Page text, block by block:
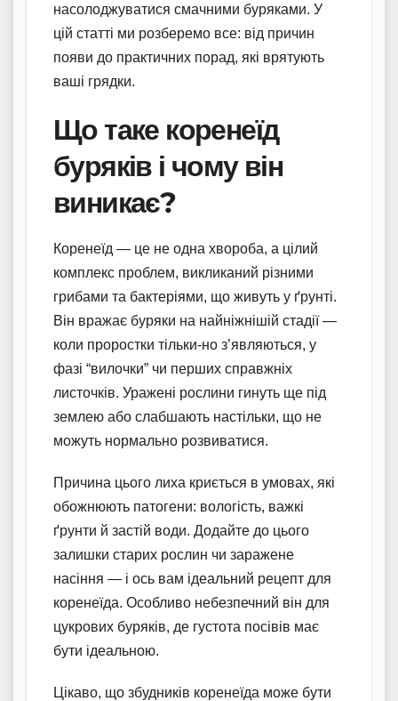
насолоджуватися смачними буряками. У
цій статті ми розберемо все: від причин
появи до практичних порад, які врятують
ваші грядки.
Що таке коренеїд
буряків і чому він
виникає?
Коренеїд — це не одна хвороба, а цілий
комплекс проблем, викликаний різними
грибами та бактеріями, що живуть у ґрунті.
Він вражає буряки на найніжнішій стадії —
коли проростки тільки-но з’являються, у
фазі “вилочки” чи перших справжніх
листочків. Уражені рослини гинуть ще під
землею або слабшають настільки, що не
можуть нормально розвиватися.
Причина цього лиха криється в умовах, які
обожнюють патогени: вологість, важкі
ґрунти й застій води. Додайте до цього
залишки старих рослин чи заражене
насіння — і ось вам ідеальний рецепт для
коренеїда. Особливо небезпечний він для
цукрових буряків, де густота посівів має
бути ідеальною.
Цікаво, що збудників коренеїда може бути